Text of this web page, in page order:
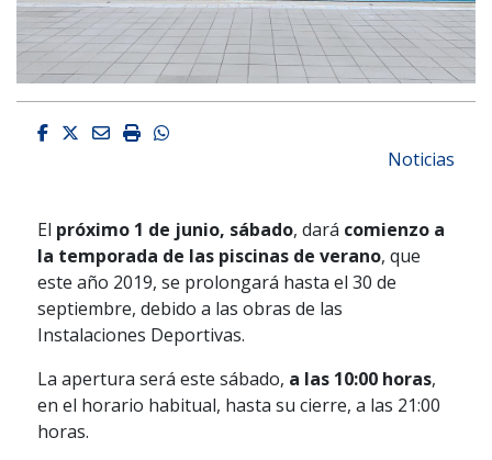
Facebook
Twitter
EmailImprimirWhatsapp
Noticias
El próximo 1 de junio, sábado, dará comienzo a
la temporada de las piscinas de verano, que
este año 2019, se prolongará hasta el 30 de
septiembre, debido a las obras de las
Instalaciones Deportivas.
La apertura será este sábado, a las 10:00 horas,
en el horario habitual, hasta su cierre, a las 21:00
horas.